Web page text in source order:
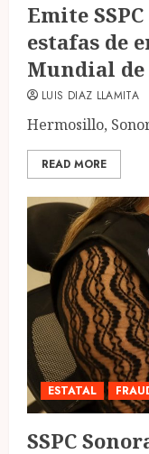
Emite
estafas de
Mundial de
LUIS DIAZ LLAMITA
Hermosillo,
READ MORE
ESTATAL
SSPC